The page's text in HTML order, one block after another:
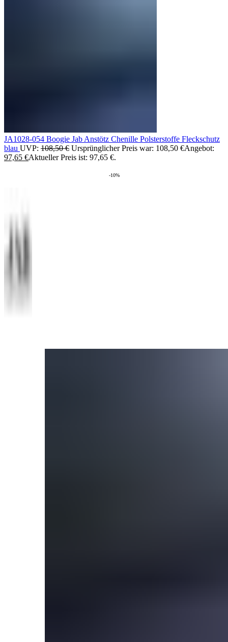
JA1028-054 Boogie Jab Anstötz Chenille Polsterstoffe Fleckschutz
blau UVP: 108,50€ Ursprünglicher Preis war: 108,50 €Angebot:
97,65 €Aktueller Preis ist: 97,65 €.
-10%